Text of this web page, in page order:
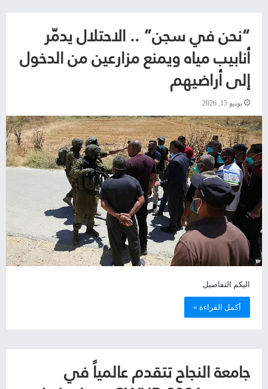
“نحن في سجن” .. الاحتلال يدمّر
أنابيب مياه ويمنع مزارعين من الدخول
إلى أراضيهم
يونيو 15, 2026
اليكم التفاصيل
أكمل القراءة »
جامعة النجاح تتقدم عالمياً في